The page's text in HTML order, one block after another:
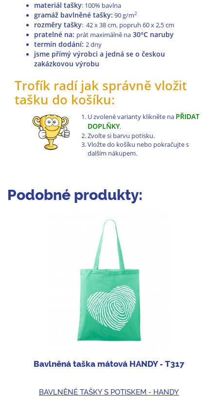
materiál tašky: 100% bavlna
gramáž bavlněné tašky: 90 g/m2
rozměry tašky: 42 x 38 cm, popruh 60 x 2,5 cm
pratelné na: prát maximálně na 30°C naruby
termín dodání: 2 dny
jsme přímý výrobci a jedná se o českou
zakázkovou výrobu
Trofík radí jak správně vložit
tašku do košíku:
U zvolené varianty klikněte na PŘIDAT
DOPLŇKY.
Zvolte si barvu potisku.
Vložte do košíku nebo pokračujte s
dalším nákupem.
Podobné produkty:
Bavlněná taška mátová HANDY - T317
BAVLNĚNÉ TAŠKY S POTISKEM - HANDY